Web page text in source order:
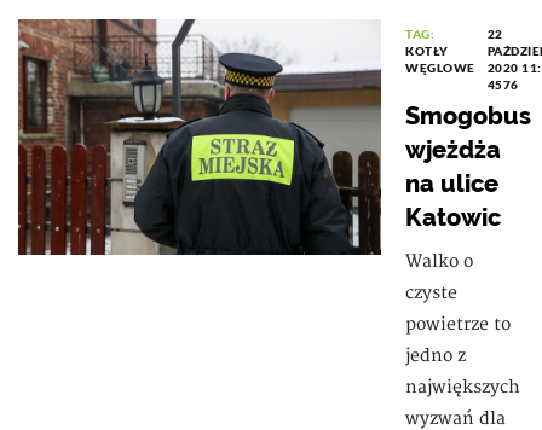
TAG:
KOTŁY
WĘGLOWE
22
2020
4576
Smogobus
wjeżdża
na ulice
Katowic
Walko o
czyste
powietrze to
jedno z
największych
wyzwań dla